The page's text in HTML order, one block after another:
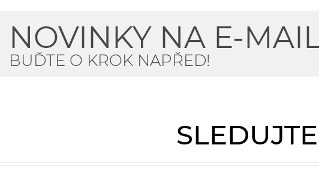
NOVINKY NA E-
BUĎTE O KROK NAPŘED!